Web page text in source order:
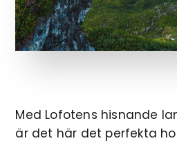
Med Lofotens hisnande
är det här det perfekta